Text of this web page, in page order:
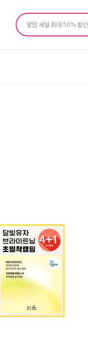
알땀 세일 최대 50% 할인